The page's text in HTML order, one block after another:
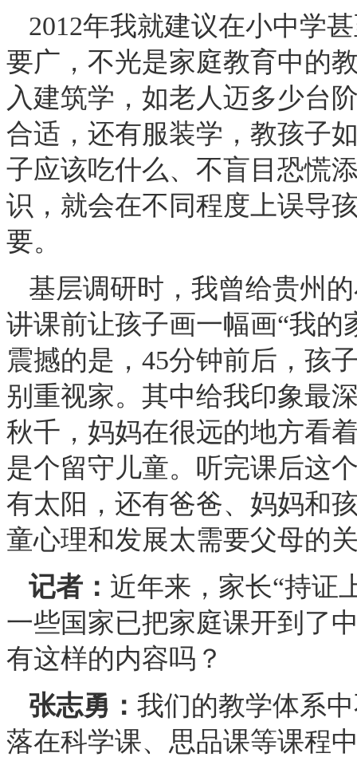
2012年我就建议在小中学
要广，不光是家庭教育中的
入建筑学，如老人迈多少台
合适，还有服装学，教孩子
子应该吃什么、不盲目恐慌
识，就会在不同程度上误导
要。
基层调研时，我曾给贵州
讲课前让孩子画一幅画“我
震撼的是，45分钟前后，孩
别重视家。其中给我印象最
秋千，妈妈在很远的地方看
是个留守儿童。听完课后这
有太阳，还有爸爸、妈妈和
童心理和发展太需要父母的
记者： 近年来，家长“持证
一些国家已把家庭课开到了
有这样的内容吗？
张志勇： 我们的教学体系
落在科学课、思品课等课程